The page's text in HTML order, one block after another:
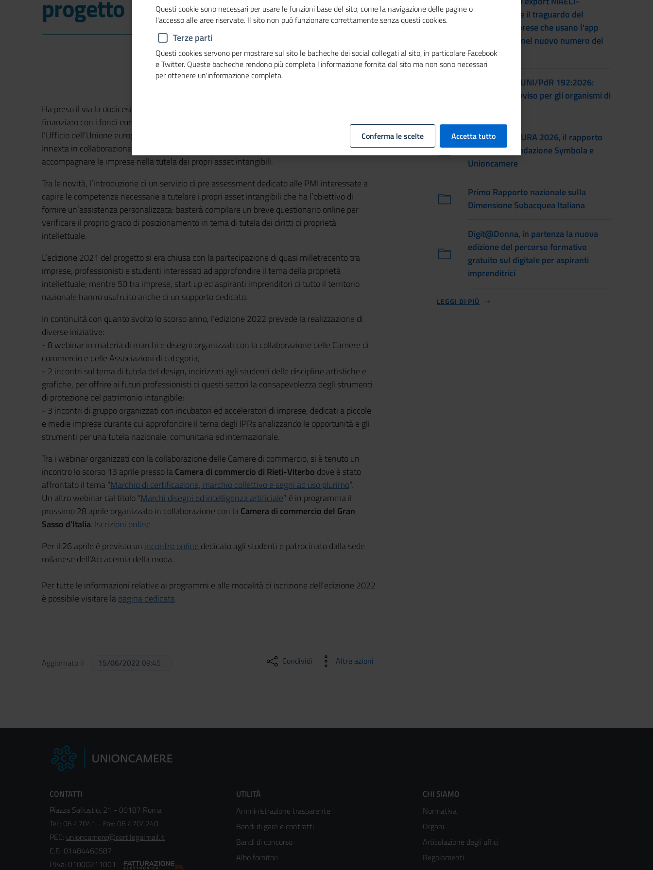
progetto
Ha preso il via la dodicesima edizione di “
finanziato con i fondi europei dall’Ufficio Italiano Brevetti e Marchi (UIBM) in accordo con
l’Ufficio dell'Unione europea per la proprietà intellettuale (EUIPO), realizzato per UIBM da
Innexta in collaborazione con il sistema camerale e con
accompagnare le imprese nella tutela dei propri asset intangibili.
Tra le novità, l’introduzione di un servizio di pre assessment dedicato alle PMI interessate a
capire le competenze necessarie a tutelare i propri asset intangibili che ha l’obiettivo di
fornire un’assistenza personalizzata: basterà compilare un breve questionario online per
verificare il proprio grado di posizionamento in tema di tutela dei diritti di proprietà
intellettuale.
L’edizione 2021 del progetto si era chiusa con la partecipazione di quasi milletrecento tra
imprese, professionisti e studenti interessati ad approfondire il tema della proprietà
intellettuale; mentre 50 tra imprese, start up ed aspiranti imprenditori di tutto il territorio
nazionale hanno usufruito anche di un supporto dedicato.
In continuità con quanto svolto lo scorso anno, l’edizione 2022 prevede la realizzazione di
diverse iniziative:
- 8 webinar in materia di marchi e disegni organizzati con la collaborazione delle Camere di
commercio e delle Associazioni di categoria;
- 2 incontri sul tema di tutela del design, indirizzati agli studenti delle discipline artistiche e
grafiche, per offrire ai futuri professionisti di questi settori la consapevolezza degli strumenti
di protezione del patrimonio intangibile;
- 3 incontri di gruppo organizzati con incubatori ed acceleratori di imprese, dedicati a piccole
e medie imprese durante cui approfondire il tema degli IPRs analizzando le opportunità e gli
strumenti per una tutela nazionale, comunitaria ed internazionale.
Tra i webinar organizzati con la collaborazione delle Camere di commercio, si è tenuto un
incontro lo scorso 13 aprile presso laCamera di commercio di Rieti-Viterbo dove è stato
affrontato il tema “Marchio di certificazione, marchio collettivo e segni ad uso plurimo”.
Un altro webinar dal titolo “Marchi disegni ed intelligenza artificiale” è in programma il
prossimo 28 aprile organizzato in collaborazione con laCamera di commercio del Gran
Sasso d’Italia. Iscrizioni online
Per il 26 aprile è previsto un incontro online dedicato agli studenti e patrocinato dalla sede
milanese dell’Accademia della moda.
Per tutte le informazioni relative ai programmi e alle modalità di iscrizione dell'edizione 2022
è possibile visitare lapagina dedicata
Aggiornato il 15/06/2022 09:45 Condividi Altre azioni
Unioncamere e il traguardo del
numero di imprese che usano l'app
Impresa Italia nel nuovo numero del
magazine
Certificazione UNI/PdR 192:2026:
pubblicato l'avviso per gli organismi di
IO SONO CULTURA 2026, il rapporto
annuale di Fondazione Symbola e
Unioncamere
Primo Rapporto nazionale sulla
Dimensione Subacquea Italiana
Digit@Donna, in partenza la nuova
edizione del percorso formativo
gratuito sul digitale per aspiranti
imprenditrici
LEGGI DI PIÙ
CONTATTI
Piazza Sallustio, 21 - 00187 Roma
Tel.: 06 47041 - Fax: 06 4704240
PEC: unioncamere@cert.legalmail.it
C.F.: 01484460587
P.Iva: 01000211001
Footer
menù
colonna
UTILITÀ
Amministrazione trasparente
Bandi di gara e contratti
Bandi di concorso
Albo fornitori
Footer
menù
colonna
CHI SIAMO
Normativa
Organi
Articolazione degli uffici
Regolamenti
Questi cookie sono necessari per usare le funzioni base del sito, come la navigazione delle pagine o
l'accesso alle aree riservate. Il sito non può funzionare correttamente senza questi cookies.
Terze parti
Questi cookies servono per mostrare sul sito le bacheche dei social collegati al sito, in particolare Facebook
e Twitter. Queste bacheche rendono più completa l'informazione fornita dal sito ma non sono necessari
per ottenere un'informazione completa.
Conferma le scelte Accetta tutto